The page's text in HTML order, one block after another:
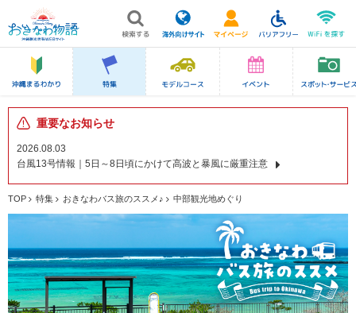
重要なお知らせ
2026.08.03
台風13号情報｜5日～8日頃にかけて高波と暴風に厳重注意
TOP 特集 おきなわバス旅のススメ♪ 中部観光地めぐり